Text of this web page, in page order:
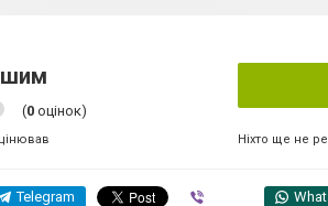
(0 оцінок)
Ніхто ще не
Telegram